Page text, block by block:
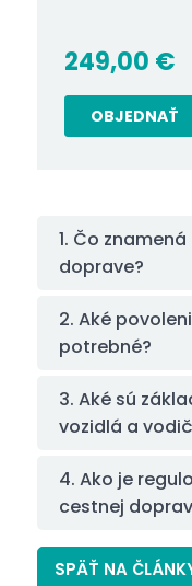
249,00 €
OBJEDNAŤ
1. Čo
doprave?
2. Aké
potrebné?
3. Aké sú
vozidlá a
4. Ako je
cestnej
SPÄŤ NA